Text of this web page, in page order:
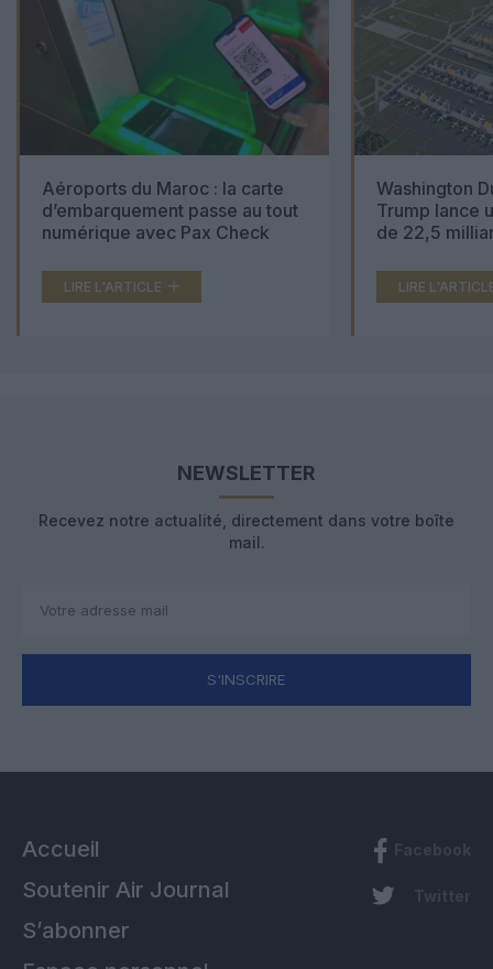
Aéroports du Maroc : la carte
d’embarquement passe au tout
numérique avec Pax Check
LIRE L'ARTICLE
Washington
Trump lance
de 22,5
LIRE
NEWSLETTER
Recevez notre actualité, directement dans votre boîte
mail.
S'INSCRIRE
Accueil
Soutenir Air Journal
S’abonner